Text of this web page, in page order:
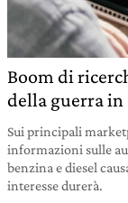
Boom di
della guerra in
Sui principali
informazioni sulle
benzina e diesel
interesse durerà.